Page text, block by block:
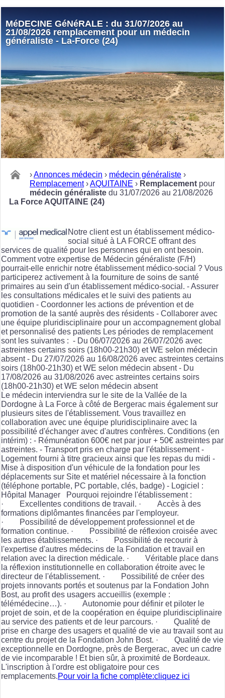
MéDECINE GéNéRALE : du 31/07/2026 au
21/08/2026 remplacement pour un médecin
généraliste - La-Force (24)
›Annonces médecin › médecin généraliste ›
Remplacement ›AQUITAINE › Remplacement pour
médecin généraliste du 31/07/2026 au 21/08/2026
La Force AQUITAINE (24)
Notre client est un établissement médico-
social situé à LA FORCE offrant des
services de qualité pour les personnes qui en ont besoin.
Comment votre expertise de Médecin généraliste (F/H)
pourrait-elle enrichir notre établissement médico-social ? Vous
participerez activement à la fourniture de soins de santé
primaires au sein d'un établissement médico-social. - Assurer
les consultations médicales et le suivi des patients au
quotidien - Coordonner les actions de prévention et de
promotion de la santé auprès des résidents - Collaborer avec
une équipe pluridisciplinaire pour un accompagnement global
et personnalisé des patients Les périodes de remplacement
sont les suivantes : - Du 06/07/2026 au 26/07/2026 avec
astreintes certains soirs (18h00-21h30) et WE selon médecin
absent - Du 27/07/2026 au 16/08/2026 avec astreintes certains
soirs (18h00-21h30) et WE selon médecin absent - Du
17/08/2026 au 31/08/2026 avec astreintes certains soirs
(18h00-21h30) et WE selon médecin absent
Le médecin interviendra sur le site de la Vallée de la
Dordogne à La Force à côté de Bergerac mais également sur
plusieurs sites de l'établissement. Vous travaillez en
collaboration avec une équipe pluridisciplinaire avec la
possibilité d'échanger avec d'autres confrères. Conditions (en
intérim) : - Rémunération 600€ net par jour + 50€ astreintes par
astreintes. - Transport pris en charge par l'établissement -
Logement fourni à titre gracieux ainsi que les repas du midi -
Mise à disposition d'un véhicule de la fondation pour les
déplacements sur Site et matériel nécessaire à la fonction
(téléphone portable, PC portable, clés, badge) - Logiciel :
Hôpital Manager Pourquoi rejoindre l'établissement :
· Excellentes conditions de travail. · Accès à des
formations diplômantes financées par l'employeur.
· Possibilité de développement professionnel et de
formation continue. · Possibilité de réflexion croisée avec
les autres établissements. · Possibilité de recourir à
l'expertise d'autres médecins de la Fondation et travail en
relation avec la direction médicale. · Véritable place dans
la réflexion institutionnelle en collaboration étroite avec le
directeur de l'établissement. · Possibilité de créer des
projets innovants portés et soutenus par la Fondation John
Bost, au profit des usagers accueillis (exemple :
télémédecine…). · Autonomie pour définir et piloter le
projet de soin, et de la coopération en équipe pluridisciplinaire
au service des patients et de leur parcours. · Qualité de
prise en charge des usagers et qualité de vie au travail sont au
centre du projet de la Fondation John Bost. · Qualité de vie
exceptionnelle en Dordogne, près de Bergerac, avec un cadre
de vie incomparable ! Et bien sûr, à proximité de Bordeaux.
L'inscription à l'ordre est obligatoire pour ces
remplacements.Pour voir la fiche complète:cliquez ici